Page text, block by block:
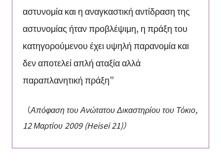
αστυνομία και η αναγκαστική αντίδραση της
αστυνομίας ήταν προβλέψιμη, η πράξη του
κατηγορούμενου έχει υψηλή παρανομία και
δεν αποτελεί απλή αταξία αλλά
παραπλανητική πράξη”
（Απόφαση του Ανώτατου Δικαστηρίου του Τόκιο,
12 Μαρτίου 2009 (Heisei 21)）